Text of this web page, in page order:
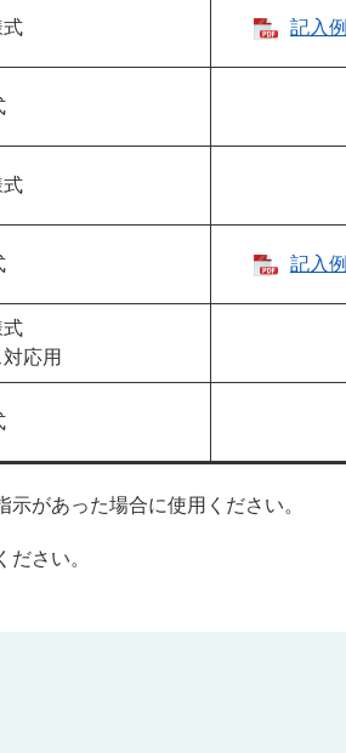
式 記入例
式
記入例
式
応用
があった場合に使用ください。
ださい。